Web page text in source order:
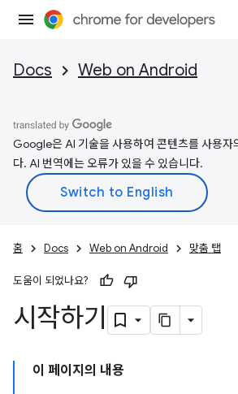
Docs Web on Android
Google은 AI 기술을 사용하여 콘텐츠를 사용자
다. AI 번역에는 오류가 있을 수 있습니다.
홈 Docs Web on Android 맞춤 탭
도움이 되었나요?
시작하기
이 페이지의 내용